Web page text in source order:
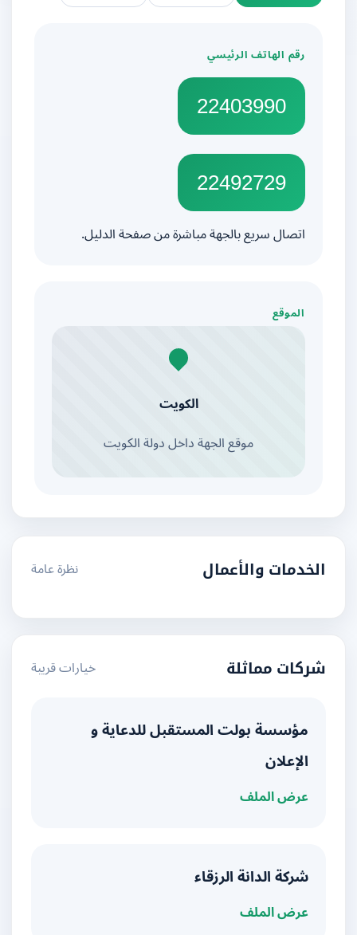
رقم الهاتف الرئيسي
22403990
22492729
اتصال سريع بالجهة مباشرة من صفحة الدليل.
الموقع
الكويت
موقع الجهة داخل دولة الكويت
الخدمات والأعمال نظرة عامة
شركات مماثلة خيارات قريبة
مؤسسة بولت المستقبل للدعاية و
الإعلان
عرض الملف
شركة الدانة الرزقاء
عرض الملف